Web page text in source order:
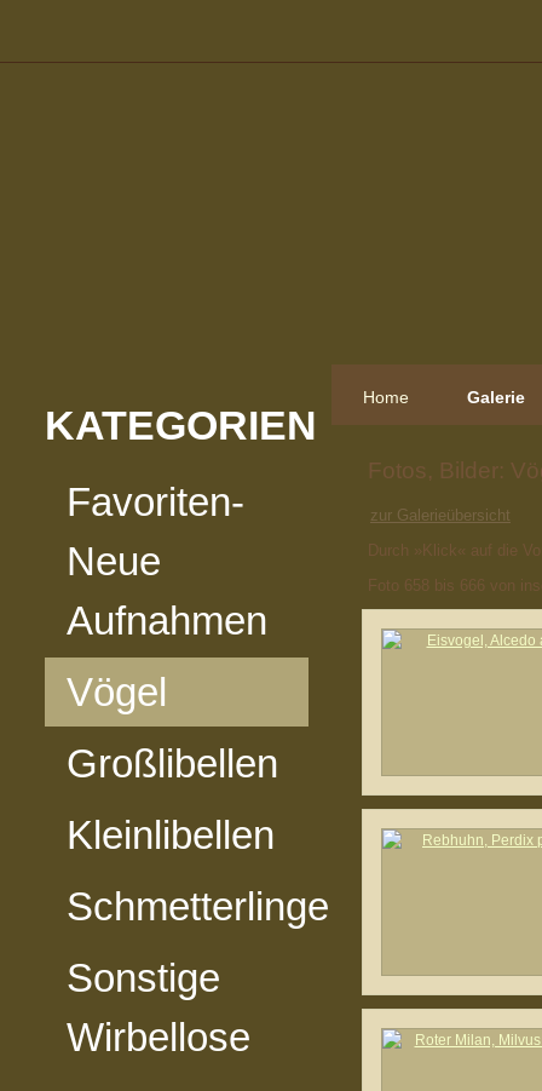
Home Galerie
Fotos, Bilder:
zur Galerieübersicht
Durch »Klick« auf die
Foto 658 bis 666 von
KATEGORIEN
Favoriten-
Neue
Aufnahmen
Vögel
Großlibellen
Kleinlibellen
Schmetterlinge
Sonstige
Wirbellose